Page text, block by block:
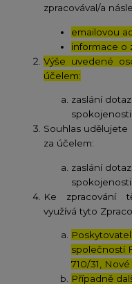
zpracovával/a
emailovou
informace o
Výše uvedené
účelem:
zaslání
spokojenosti
Souhlas
za účelem:
zaslání
spokojenosti
Ke zpracování
využívá tyto
společností
710/31,
Případně